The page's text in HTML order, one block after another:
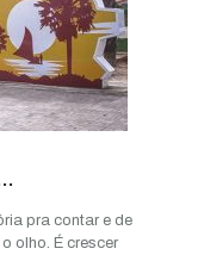
pra contar e de
olho. É crescer